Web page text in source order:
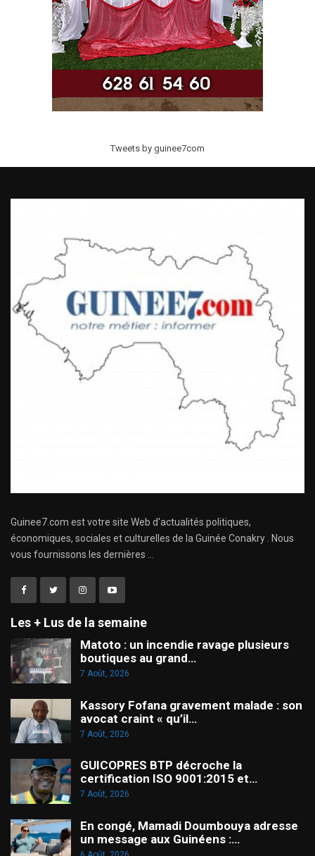
Tweets by guinee7com
Guinee7.com est votre site Web d'actualités politiques,
économiques, sociales et culturelles de la Guinée Conakry . Nous
vous fournissons les dernières ...
Les + Lus de la semaine
Matoto : un incendie ravage plusieurs
boutiques au grand…
7 Août, 2026
Kassory Fofana gravement malade : son
avocat craint « qu’il…
7 Août, 2026
GUICOPRES BTP décroche la
certification ISO 9001:2015 et…
7 Août, 2026
En congé, Mamadi Doumbouya adresse
un message aux Guinéens :…